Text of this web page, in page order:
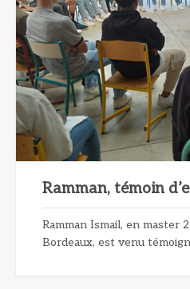
Ramman, témoin
Ramman Ismail, en master
Bordeaux, est venu